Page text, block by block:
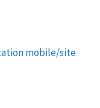
mobile/site